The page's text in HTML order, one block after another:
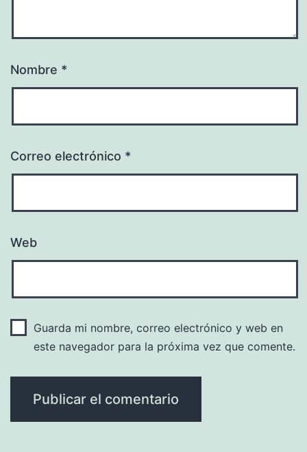
Nombre *
Correo electrónico *
Web
Guarda mi nombre, correo electrónico y web en
este navegador para la próxima vez que comente.